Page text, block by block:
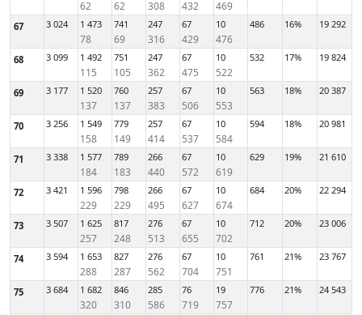
62 62 308 432 469
67 3 024 1 473
78
741
69
247
316
67
429
10
476
486 16% 19 292
68 3 099 1 492
115
751
105
247
362
67
475
10
522
532 17% 19 824
69 3 177 1 520
137
760
137
257
383
67
506
10
553
563 18% 20 387
70 3 256 1 549
158
779
149
257
414
67
537
10
584
594 18% 20 981
71 3 338 1 577
184
789
183
266
440
67
572
10
619
629 19% 21 610
72 3 421 1 596
229
798
229
266
495
67
627
10
674
684 20% 22 294
73 3 507 1 625
257
817
248
276
513
67
655
10
702
712 20% 23 006
74 3 594 1 653
288
827
287
276
562
67
704
10
751
761 21% 23 767
75 3 684 1 682
320
846
310
285
586
76
719
19
757
776 21% 24 543